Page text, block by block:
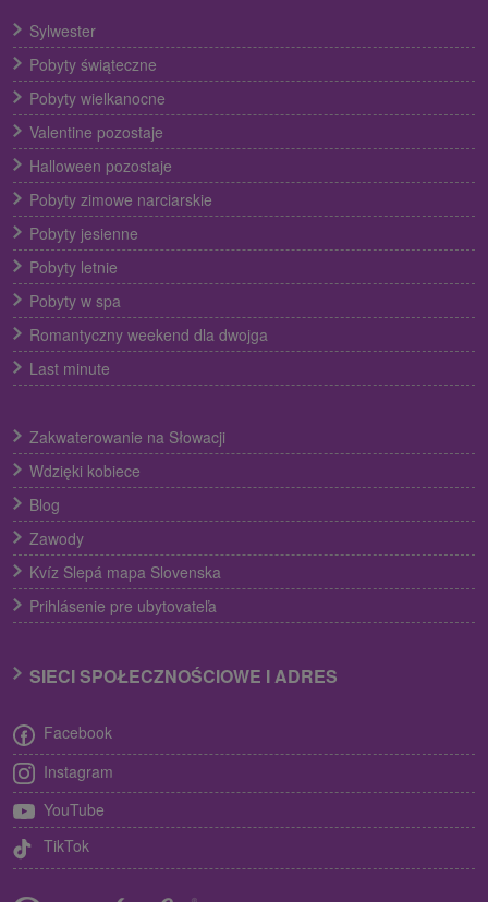
Sylwester
Pobyty świąteczne
Pobyty wielkanocne
Valentine pozostaje
Halloween pozostaje
Pobyty zimowe narciarskie
Pobyty jesienne
Pobyty letnie
Pobyty w spa
Romantyczny weekend dla dwojga
Last minute
Zakwaterowanie na Słowacji
Wdzięki kobiece
Blog
Zawody
Kvíz Slepá mapa Slovenska
Prihlásenie pre ubytovateľa
SIECI SPOŁECZNOŚCIOWE I ADRES
Facebook
Instagram
YouTube
TikTok